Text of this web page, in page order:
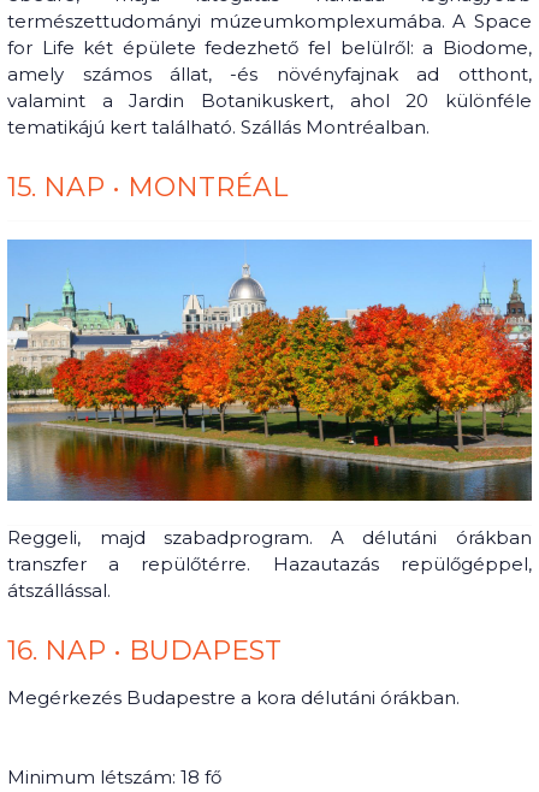
természettudományi múzeumkomplexumába. A Space
for Life két épülete fedezhető fel belülről: a Biodome,
amely számos állat, -és növényfajnak ad otthont,
valamint a Jardin Botanikuskert, ahol 20 különféle
tematikájú kert található. Szállás Montréalban.
15. NAP • MONTRÉAL
Reggeli, majd szabadprogram. A délutáni órákban
transzfer a repülőtérre. Hazautazás repülőgéppel,
átszállással.
16. NAP • BUDAPEST
Megérkezés Budapestre a kora délutáni órákban.
Minimum létszám: 18 fő